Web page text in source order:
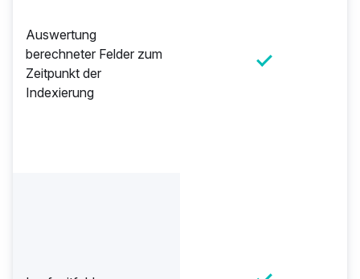
Auswertung
berechneter Felder zum
Zeitpunkt der
Indexierung